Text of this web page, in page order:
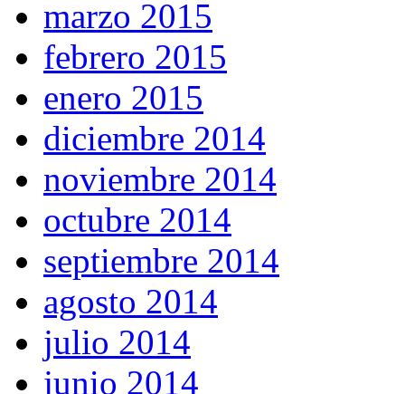
marzo 2015
febrero 2015
enero 2015
diciembre 2014
noviembre 2014
octubre 2014
septiembre 2014
agosto 2014
julio 2014
junio 2014